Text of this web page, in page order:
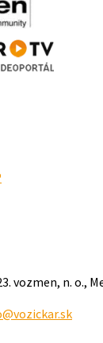
vozmen, n. o.,